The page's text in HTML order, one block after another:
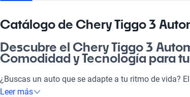
Catálogo de Chery Tiggo 3
Descubre el Chery Tiggo 3
Comodidad y Tecnología para
¿Buscas un auto que se adapte a tu ritmo de vida?
perfecta para todos: ideal para ir a la pega, disfrutar
Leer más